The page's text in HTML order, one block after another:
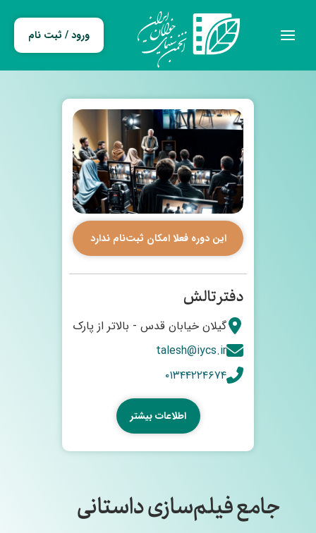
ورود / ثبت نام
جامع فیلم‌سازی داستانی
این دوره فعلا امکان ثبت‌نام ندارد
دفتر تالش
گیلان خیابان قدس - بالاتر از پارک
talesh@iycs.ir
۰۱۳۴۴۲۲۴۶۷۴
اطلاعات بیشتر